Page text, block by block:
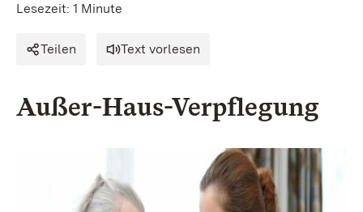
Lesezeit: 1 Minute
Teilen Text vorlesen
Außer-Haus-Verpflegung